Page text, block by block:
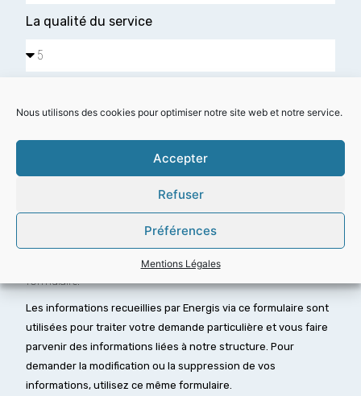
Nous utilisons des cookies pour optimiser notre site web et notre service.
Accepter
Refuser
Préférences
Mentions Légales
La qualité du service
relatives au recueil et à la gestion de mes données via ce
formulaire.*
Les informations recueillies par Energis via ce formulaire sont
utilisées pour traiter votre demande particulière et vous faire
parvenir des informations liées à notre structure. Pour
demander la modification ou la suppression de vos
informations, utilisez ce même formulaire.